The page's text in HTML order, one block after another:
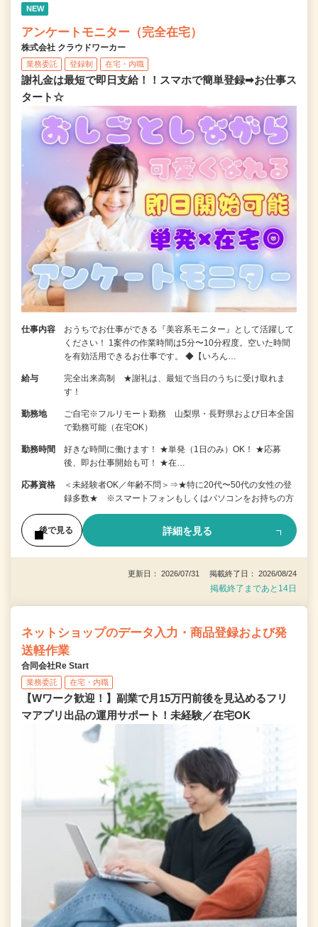
NEW
アンケートモニター（完全在宅）
株式会社 クラウドワーカー
業務委託 登録制 在宅・内職
謝礼金は最短で即日支給！！スマホで簡単登録➡お仕事ス
タート☆
仕事内容
おうちでお仕事ができる『美容系モニター』として活躍して
ください！ 1案件の作業時間は5分〜10分程度。空いた時間
を有効活用できるお仕事です。 ◆【いろん…
給与
完全出来高制 ★謝礼は、最短で当日のうちに受け取れま
す！
勤務地
ご自宅※フルリモート勤務 山梨県・長野県および日本全国
で勤務可能（在宅OK）
勤務時間
好きな時間に働けます！ ★単発（1日のみ）OK！ ★応募
後、即お仕事開始も可！ ★在…
応募資格
＜未経験者OK／年齢不問＞⇒★特に20代〜50代の女性の登
録多数★ ※スマートフォンもしくはパソコンをお持ちの方
後で見る 詳細を見る
更新日： 2026/07/31 掲載終了日： 2026/08/24
掲載終了まであと14日
ネットショップのデータ入力・商品登録および発
送軽作業
合同会社Re Start
業務委託 在宅・内職
【Wワーク歓迎！】副業で月15万円前後を見込めるフリ
マアプリ出品の運用サポート！未経験／在宅OK